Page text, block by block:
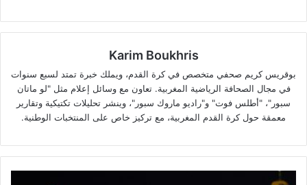
Karim Boukhris
بوقريس كريم صحفي متخصص في كرة القدم، ويملك خبرة تمتد لسبع سنوات
في مجال الصحافة الرياضية المغربية. تعاون مع وسائل إعلام مثل "لو ماتان
سبور"، "أطلس فوت" و"راديو ماروك سبور"، وينشر تحليلات تكتيكية وتقارير
معمقة حول كرة القدم المغربية، مع تركيز خاص على المنتخبات الوطنية.
زهران